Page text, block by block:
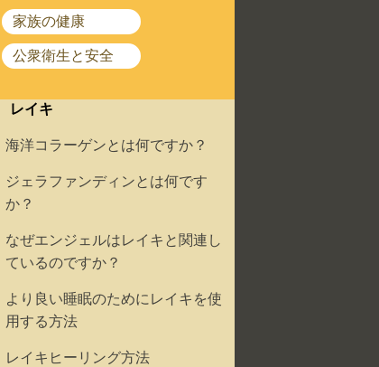
家族の健康
公衆衛生と安全
レイキ
海洋コラーゲンとは何ですか？
ジェラファンディンとは何です
か？
なぜエンジェルはレイキと関連し
ているのですか？
より良い睡眠のためにレイキを使
用する方法
レイキヒーリング方法